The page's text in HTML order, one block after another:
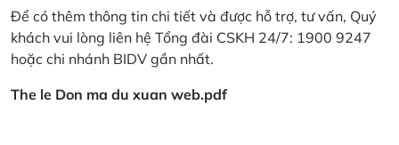
Để có thêm thông tin chi tiết và được hỗ trợ, tư vấn, Quý
khách vui lòng liên hệ Tổng đài CSKH 24/7: 1900 9247
hoặc chi nhánh BIDV gần nhất.
The le Don ma du xuan web.pdf